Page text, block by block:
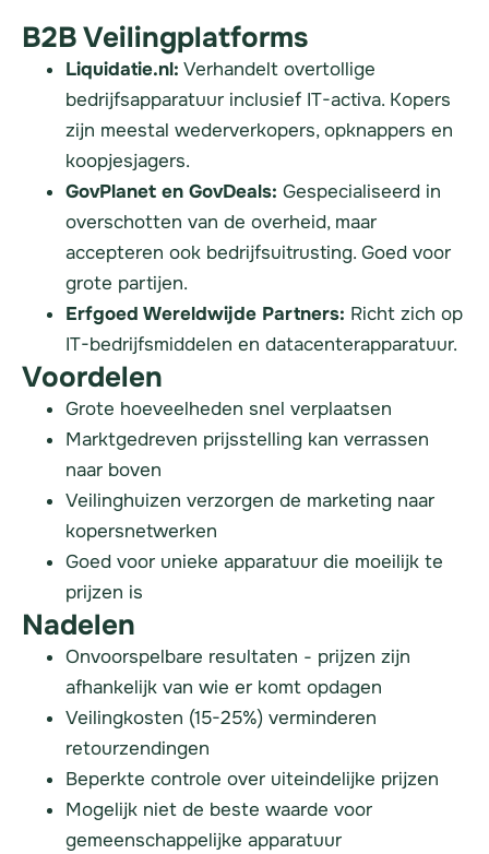
B2B Veilingplatforms
Liquidatie.nl: Verhandelt overtollige
bedrijfsapparatuur inclusief IT-activa. Kopers
zijn meestal wederverkopers, opknappers en
koopjesjagers.
GovPlanet en GovDeals: Gespecialiseerd in
overschotten van de overheid, maar
accepteren ook bedrijfsuitrusting. Goed voor
grote partijen.
Erfgoed Wereldwijde Partners: Richt zich op
IT-bedrijfsmiddelen en datacenterapparatuur.
Voordelen
Grote hoeveelheden snel verplaatsen
Marktgedreven prijsstelling kan verrassen
naar boven
Veilinghuizen verzorgen de marketing naar
kopersnetwerken
Goed voor unieke apparatuur die moeilijk te
prijzen is
Nadelen
Onvoorspelbare resultaten - prijzen zijn
afhankelijk van wie er komt opdagen
Veilingkosten (15-25%) verminderen
retourzendingen
Beperkte controle over uiteindelijke prijzen
Mogelijk niet de beste waarde voor
gemeenschappelijke apparatuur